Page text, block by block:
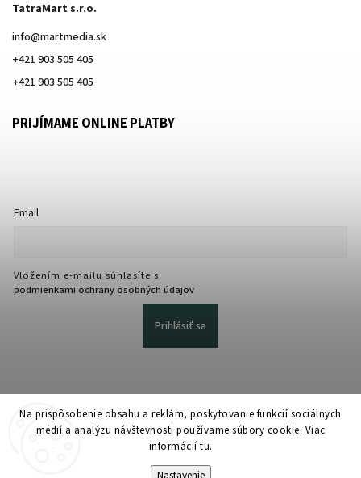
Na prispôsobenie obsahu a reklám, poskytovanie funkcií sociálnych
médií a analýzu návštevnosti používame súbory cookie. Viac
informáciítu.
TatraMart s.r.o.
info@martmedia.sk
+421 903 505 405
+421 903 505 405
PRIJÍMAME ONLINE PLATBY
Email
Vložením e-mailu súhlasíte s
podmienkami ochrany osobných údajov
Prihlásiť sa
Upraviť nastavenie cookies